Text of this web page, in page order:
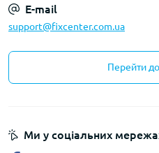
E-mail
support@fixcenter.com.ua
Перейти
Ми у соціальних